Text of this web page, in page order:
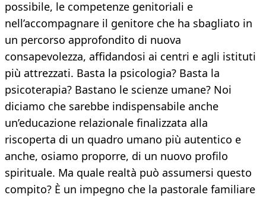
possibile, le competenze genitoriali e
nell’accompagnare il genitore che ha sbagliato in
un percorso approfondito di nuova
consapevolezza, affidandosi ai centri e agli istituti
più attrezzati. Basta la psicologia? Basta la
psicoterapia? Bastano le scienze umane? Noi
diciamo che sarebbe indispensabile anche
un’educazione relazionale finalizzata alla
riscoperta di un quadro umano più autentico e
anche, osiamo proporre, di un nuovo profilo
spirituale. Ma quale realtà può assumersi questo
compito? È un impegno che la pastorale familiare